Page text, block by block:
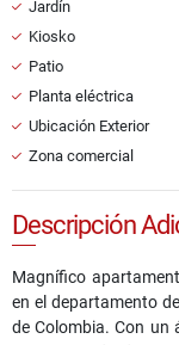
Jardín
Kiosko
Patio
Planta eléctrica
Ubicación Exterior
Zona comercial
Descripción
Magnífico
en el departamento
de Colombia. Con un